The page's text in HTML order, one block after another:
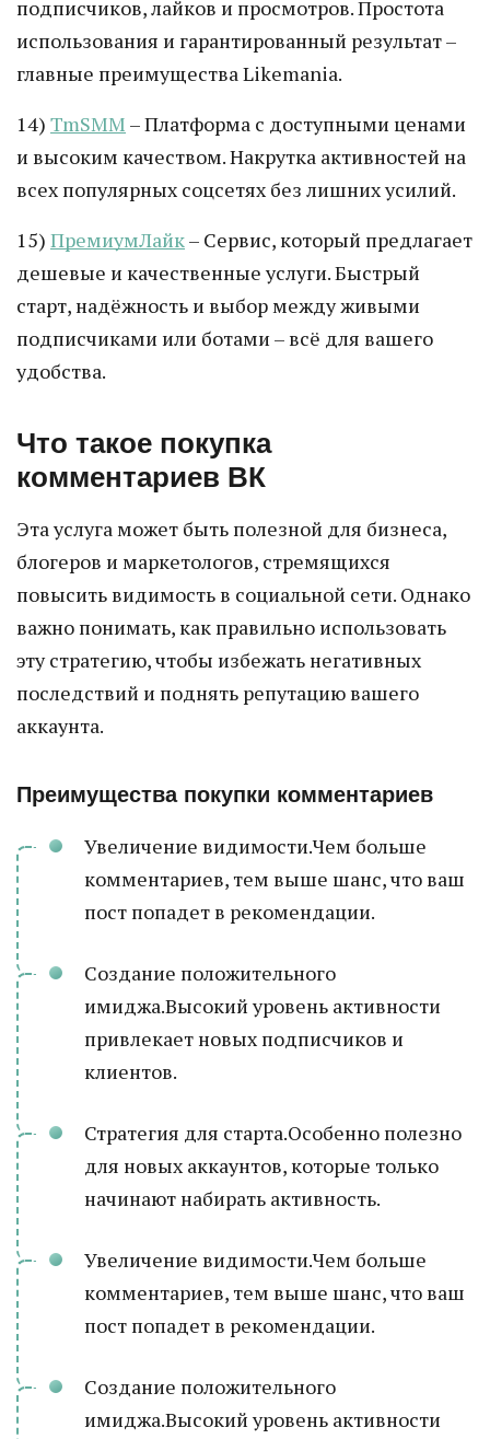
подписчиков, лайков и просмотров. Простота
использования и гарантированный результат –
главные преимущества Likemania.
14) TmSMM – Платформа с доступными ценами
и высоким качеством. Накрутка активностей на
всех популярных соцсетях без лишних усилий.
15) ПремиумЛайк– Сервис, который предлагает
дешевые и качественные услуги. Быстрый
старт, надёжность и выбор между живыми
подписчиками или ботами – всё для вашего
удобства.
Что такое покупка
комментариев ВК
Эта услуга может быть полезной для бизнеса,
блогеров и маркетологов, стремящихся
повысить видимость в социальной сети. Однако
важно понимать, как правильно использовать
эту стратегию, чтобы избежать негативных
последствий и поднять репутацию вашего
аккаунта.
Преимущества покупки комментариев
Увеличение видимости.Чем больше
комментариев, тем выше шанс, что ваш
пост попадет в рекомендации.
Создание положительного
имиджа.Высокий уровень активности
привлекает новых подписчиков и
клиентов.
Стратегия для старта.Особенно полезно
для новых аккаунтов, которые только
начинают набирать активность.
Увеличение видимости.Чем больше
комментариев, тем выше шанс, что ваш
пост попадет в рекомендации.
Создание положительного
имиджа.Высокий уровень активности